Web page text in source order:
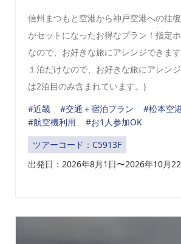
信州まつもと空港から神戸空港への往
がセットになったお得なプラン！指定
なので、お好きな旅にアレンジできま
１泊だけなので、お好きな旅にアレン
は2泊目のみ含まれています。)
#近畿
#交通＋宿泊プラン
#松本空
#航空機利用
#お1人参加OK
ツアーコード：C5913F
出発日：2026年8月1日〜2026年10月